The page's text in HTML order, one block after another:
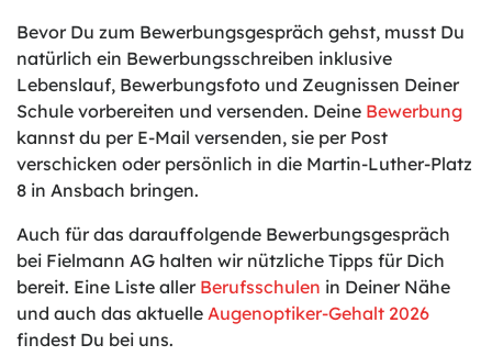
Bevor Du zum Bewerbungsgespräch gehst, musst Du
natürlich ein Bewerbungsschreiben inklusive
Lebenslauf, Bewerbungsfoto und Zeugnissen Deiner
Schule vorbereiten und versenden. Deine Bewerbung
kannst du per E-Mail versenden, sie per Post
verschicken oder persönlich in die Martin-Luther-Platz
8 in Ansbach bringen.
Auch für das darauffolgende Bewerbungsgespräch
bei Fielmann AG halten wir nützliche Tipps für Dich
bereit. Eine Liste aller Berufsschulen in Deiner Nähe
und auch das aktuelle Augenoptiker-Gehalt 2026
findest Du bei uns.